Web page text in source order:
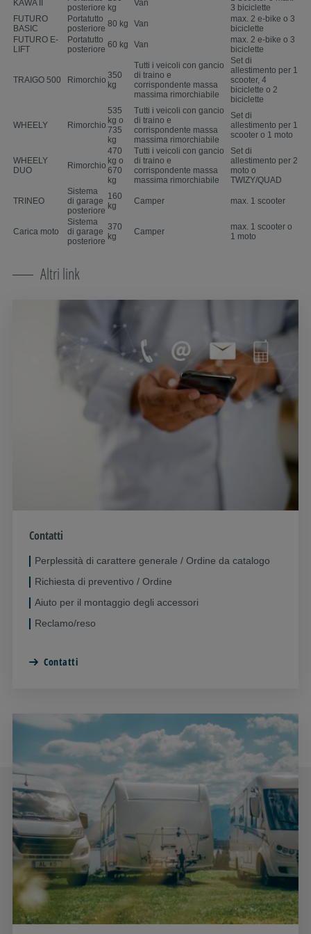
KAWA II
posteriore kg
Van
3 biciclette
FUTURO
BASIC
Portatutto
posteriore 80 kg Van
max. 2 e-bike o 3
biciclette
FUTURO E-
LIFT
Portatutto
posteriore 60 kg Van
max. 2 e-bike o 3
biciclette
TRAIGO 500 Rimorchio 350
kg
Tutti i veicoli con gancio
di traino e
corrispondente massa
massima rimorchiabile
Set di
allestimento per 1
scooter, 4
biciclette o 2
biciclette
WHEELY Rimorchio
535
kg o
735
kg
Tutti i veicoli con gancio
di traino e
corrispondente massa
massima rimorchiabile
Set di
allestimento per 1
scooter o 1 moto
WHEELY
DUO
Rimorchio
470
kg o
670
kg
Tutti i veicoli con gancio
di traino e
corrispondente massa
massima rimorchiabile
Set di
allestimento per 2
moto o
TWIZY/QUAD
TRINEO
Sistema
di garage
posteriore
160
kg
Camper max. 1 scooter
Carica moto
Sistema
di garage
posteriore
370
kg
Camper
max. 1 scooter o
1 moto
Altri link
Contatti
Perplessità di carattere generale / Ordine da catalogo
Richiesta di preventivo / Ordine
Aiuto per il montaggio degli accessori
Reclamo/reso
Contatti